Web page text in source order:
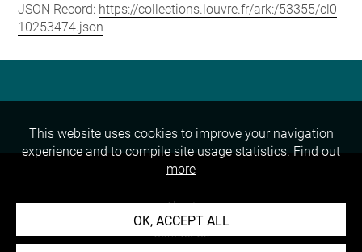
JSON Record: https://collections.louvre.fr/ark:/53355/cl0
10253474.json
About
Contact Us
This website uses cookies to improve your navigation
experience and to compile site usage statistics. Find out
more
OK, ACCEPT ALL